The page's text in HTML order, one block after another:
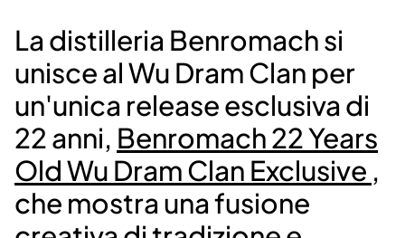
La distilleria Benromach si
unisce al Wu Dram Clan per
un'unica release esclusiva di
22 anni, Benromach 22 Years
Old Wu Dram Clan Exclusive ,
che mostra una fusione